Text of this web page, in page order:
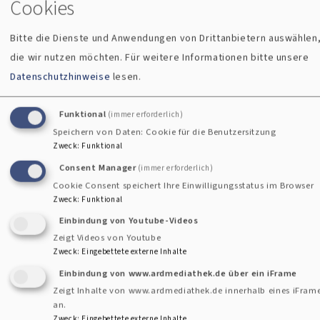
können sich aber auch an das LKA wenden:
Landeskirchenamt der Evang.-Luth. Kirche in Bayern
Katharina-von-Bora-Str. 7-13, 80333 München Tel. 089
55950 – E-Mail: landeskirchenamt@elkb.de
Dauer, für die die personenbezogenen Daten
gespeichert werden, oder – falls dies nicht möglich ist
– Kriterien für die Festlegung der Speicherdauer
Wenn wir uns im Auswahlverfahren für Sie entscheiden,
werden Daten aus Ihrer Bewerbung in eine Personalakte
Verarbeitung der Daten in der Personalakte. Wenn wir uns
für einen anderen Bewerber oder eine andere Bewerberin
entscheiden, werden Ihre personenbezogenen Daten
spätestens sechs Monate nach dem Ende des
Auswahlverfahrens gelöscht bzw. zurückgesandt, soweit
Cookies
Bitte die Dienste und Anwendungen von Drittanbietern
die wir nutzen möchten.Für weitere Informationen bitte unsere
Datenschutzhinweise lesen.
Funktional (immer erforderlich)
Speichern von Daten: Cookie für die Benutzersitzung
Zweck: Funktional
Consent Manager (immer erforderlich)
Cookie Consent speichert Ihre Einwilligungsstatus im Browser
Zweck: Funktional
Einbindung von Youtube-Videos
Zeigt Videos von Youtube
Zweck: Eingebettete externe Inhalte
Einbindung von www.ardmediathek.de über ein iFrame
Zeigt Inhalte von www.ardmediathek.de innerhalb eines
an.